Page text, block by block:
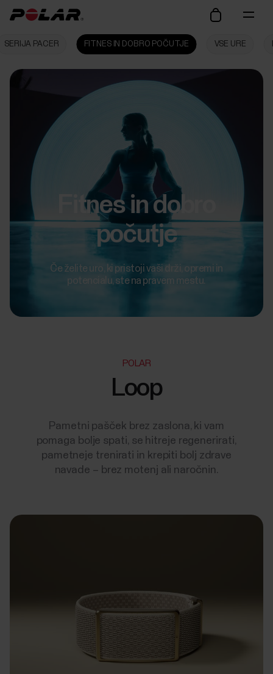
SERIJA PACER FITNES IN DOBRO POČUTJE VSE URE
Fitnes in dobro
počutje
Če želite uro, ki pristoji vaši drži, opremi in
potencialu, ste na pravem mestu.
POLAR
Loop
Pametni pašček brez zaslona, ki vam
pomaga bolje spati, se hitreje regenerirati,
pametneje trenirati in krepiti bolj zdrave
navade – brez motenj ali naročnin.